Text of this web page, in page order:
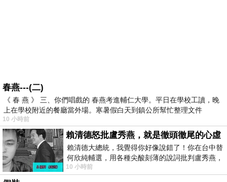
春燕---(二)
《 春 燕 》 三、你們唱戲的 春燕考進輔仁大學。平日在學校工讀，晚
上在學校附近的餐廳當外場。寒暑假白天到鎮公所幫忙整理文件
10 小時前
賴清德怒批盧秀燕，就是徹頭徹尾的心虛
賴清德大總統，我覺得你好像說錯了！你在台中替
何欣純輔選，用各種尖酸刻薄的說詞批判盧秀燕，
罵她施政滿意度輸給陳其邁，甚至還說盧
10 小時前